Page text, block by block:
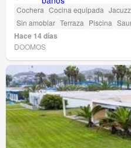
Cochera Cocina equipada
Sin amoblar Terraza Piscina
Hace 14 días
DOOMOS